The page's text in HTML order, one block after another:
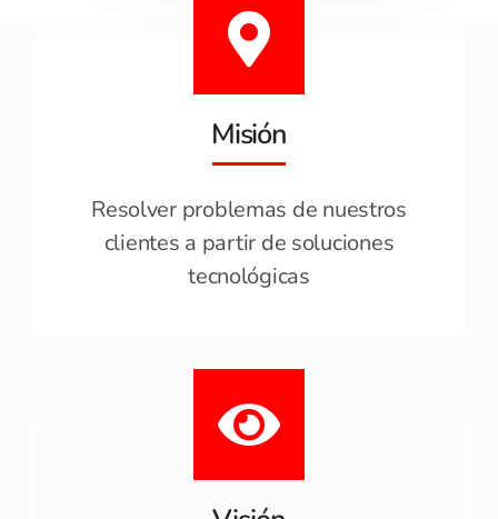
Misión
Resolver problemas de nuestros
clientes a partir de soluciones
tecnológicas